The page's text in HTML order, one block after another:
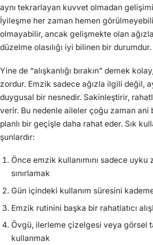
aynı tekrarlayan kuvvet olmadan
İyileşme her zaman hemen
olmayabilir, ancak gelişmekte olan
düzelme olasılığı iyi bilinen bir durumdur.
Yine de “alışkanlığı bırakın” demek
zordur. Emzik sadece ağızla ilgili değil,
duygusal bir nesnedir. Sakinleştirir,
verir. Bu nedenle aileler çoğu zaman ani
planlı bir geçişle daha rahat eder. Sık
şunlardır:
Önce emzik kullanımını sadece uyku
sınırlamak
Gün içindeki kullanım süresini
Emzik rutinini başka bir rahatlatıcı
Övgü, ilerleme çizelgesi veya görsel
kullanmak